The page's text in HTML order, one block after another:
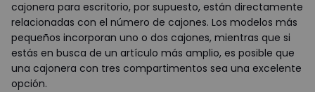
cajonera para escritorio, por supuesto, están directamente
relacionadas con el número de cajones. Los modelos más
pequeños incorporan uno o dos cajones, mientras que si
estás en busca de un artículo más amplio, es posible que
una cajonera con tres compartimentos sea una excelente
opción.